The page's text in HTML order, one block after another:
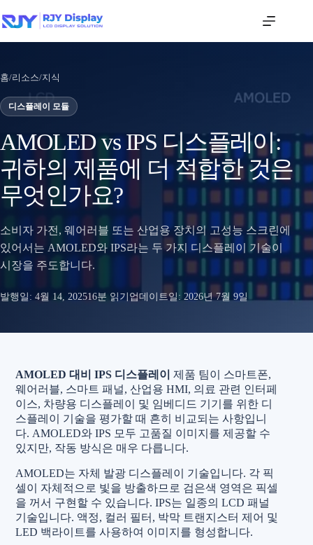
홈/리소스/지식
디스플레이 모듈
AMOLED vs IPS 디스플레이:
귀하의 제품에 더 적합한 것은
무엇인가요?
소비자 가전, 웨어러블 또는 산업용 장치의 고성능 스크린에
있어서는 AMOLED와 IPS라는 두 가지 디스플레이 기술이
시장을 주도합니다.
발행일: 4월 14, 202516분 읽기 업데이트일: 2026년 7월 9일
AMOLED 대비 IPS 디스플레이 제품 팀이 스마트폰,
웨어러블, 스마트 패널, 산업용 HMI, 의료 관련 인터페
이스, 차량용 디스플레이 및 임베디드 기기를 위한 디
스플레이 기술을 평가할 때 흔히 비교되는 사항입니
다. AMOLED와 IPS 모두 고품질 이미지를 제공할 수
있지만, 작동 방식은 매우 다릅니다.
AMOLED는 자체 발광 디스플레이 기술입니다. 각 픽
셀이 자체적으로 빛을 방출하므로 검은색 영역은 픽셀
을 꺼서 구현할 수 있습니다. IPS는 일종의 LCD 패널
기술입니다. 액정, 컬러 필터, 박막 트랜지스터 제어 및
LED 백라이트를 사용하여 이미지를 형성합니다.